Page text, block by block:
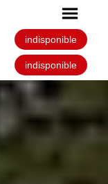
indisponible
indisponible